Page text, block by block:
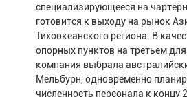
специализирующееся на
готовится к выходу на рынок
Тихоокеанского региона. В
опорных пунктов на третьем
компания выбрала
Мельбурн, одновременно
численность персонала к концу